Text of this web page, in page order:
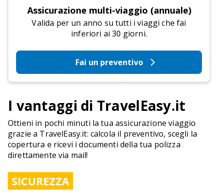
Assicurazione multi-viaggio (annuale)
Valida per un anno su tutti i viaggi che fai
inferiori ai 30 giorni.
Fai un preventivo
I vantaggi di TravelEasy.it
Ottieni in pochi minuti la tua assicurazione viaggio
grazie a TravelEasy.it: calcola il preventivo, scegli la
copertura e ricevi i documenti della tua polizza
direttamente via mail!
SICUREZZA